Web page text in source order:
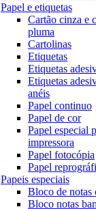
Papel e etiquetas
Cartão cinza e
pluma
Cartolinas
Etiquetas
Etiquetas
Etiquetas
anéis
Papel continuo
Papel de cor
Papel especial
impressora
Papel fotocópia
Papel
Papeis especiais
Bloco de notas
Bloco notas